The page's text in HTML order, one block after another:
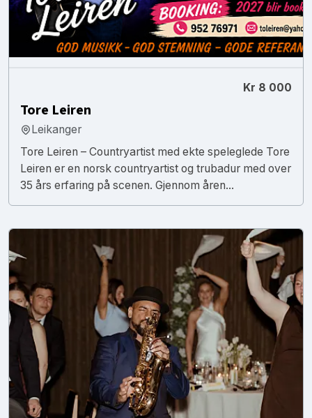
Kr 8 000
Tore Leiren
Leikanger
Tore Leiren – Countryartist med ekte speleglede Tore
Leiren er en norsk countryartist og trubadur med over
35 års erfaring på scenen. Gjennom åren...